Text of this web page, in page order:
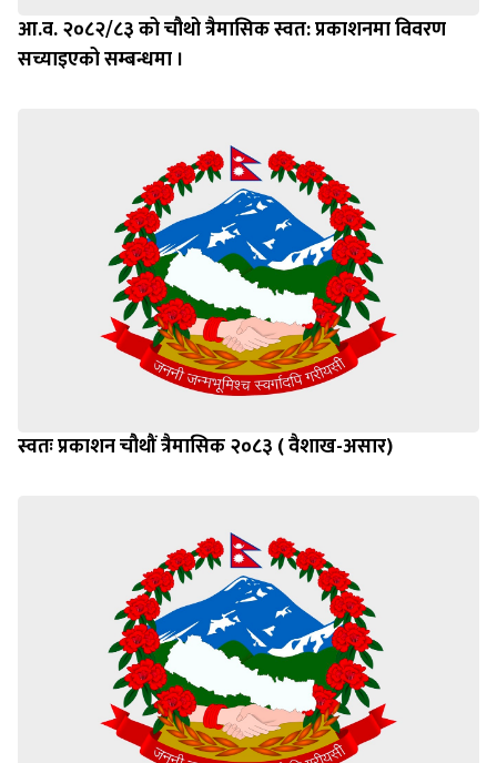
आ.व. २०८२/८३ को चौथो त्रैमासिक स्वत: प्रकाशनमा विवरण
सच्याइएको सम्बन्धमा ।
स्वतः प्रकाशन चौथौं त्रैमासिक २०८३ ( वैशाख-असार)